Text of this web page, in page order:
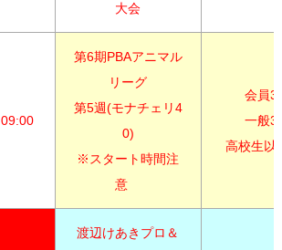
大会
09:00
第6期PBAアニマル
リーグ
第5週(モナチェリ4
0)
※スタート時間注
意
会員
一般
高校生以
渡辺けあきプロ＆